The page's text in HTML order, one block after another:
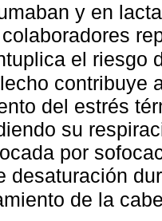
y en
el riesgo
contribuye
del estrés
su
por
desaturación
de la